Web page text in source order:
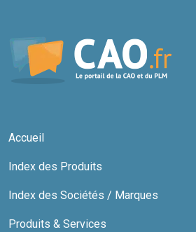
Accueil
Index des Produits
Index des Sociétés / Marques
Produits & Services